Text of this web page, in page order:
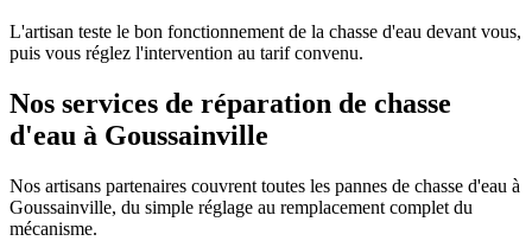
L'artisan teste le bon fonctionnement de la chasse d'eau devant vous,
puis vous réglez l'intervention au tarif convenu.
Nos services de réparation de chasse
d'eau à Goussainville
Nos artisans partenaires couvrent toutes les pannes de chasse d'eau à
Goussainville, du simple réglage au remplacement complet du
mécanisme.